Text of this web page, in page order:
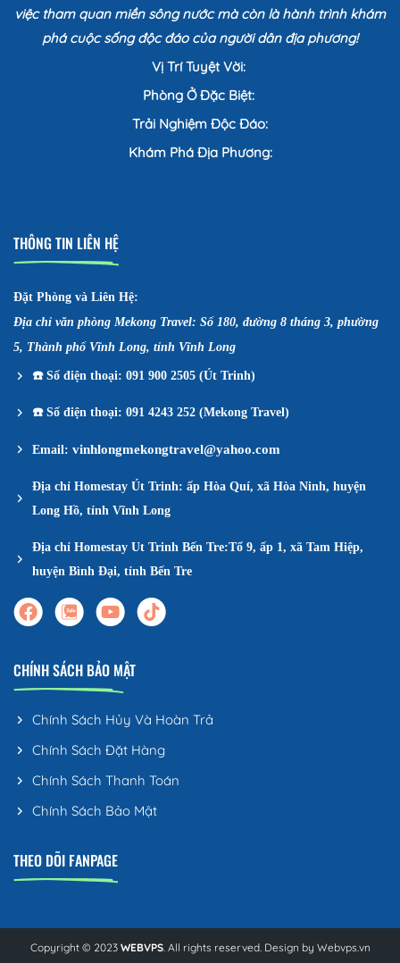
việc tham quan miền sông nước mà còn là hành trình khám
phá cuộc sống độc đáo của người dân địa phương!
Vị Trí Tuyệt Vời:
Phòng Ở Đặc Biệt:
Trải Nghiệm Độc Đáo:
Khám Phá Địa Phương:
THÔNG TIN LIÊN HỆ
Đặt Phòng và Liên Hệ:
Địa chỉ văn phòng Mekong Travel: Số 180, đường 8 tháng 3, phường
5, Thành phố Vĩnh Long, tỉnh Vĩnh Long
☎️Số điện thoại: 091 900 2505 (Út Trinh)
☎️Số điện thoại: 091 4243 252 (Mekong Travel)
Email: vinhlongmekongtravel@yahoo.com
Địa chỉ Homestay Út Trinh: ấp Hòa Quí, xã Hòa Ninh, huyện
Long Hồ, tỉnh Vĩnh Long
Địa chỉ Homestay Ut Trinh Bến Tre:Tổ 9, ấp 1, xã Tam Hiệp,
huyện Bình Đại, tỉnh Bến Tre
CHÍNH SÁCH BẢO MẬT
Chính Sách Hủy Và Hoàn Trả
Chính Sách Đặt Hàng
Chính Sách Thanh Toán
Chính Sách Bảo Mật
THEO DÕI FANPAGE
Copyright © 2023 WEBVPS. All rights reserved. Design by Webvps.vn